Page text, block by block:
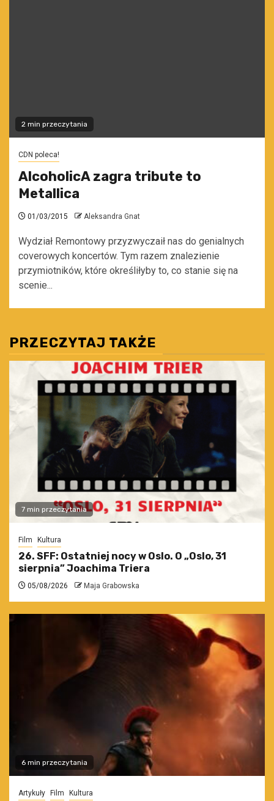
2 min przeczytania
CDN poleca!
AlcoholicA zagra tribute to
Metallica
01/03/2015 Aleksandra Gnat
Wydział Remontowy przyzwyczaił nas do genialnych
coverowych koncertów. Tym razem znalezienie
przymiotników, które określiłyby to, co stanie się na
scenie...
PRZECZYTAJ TAKŻE
7 min przeczytania
Film Kultura
26. SFF: Ostatniej nocy w Oslo. O „Oslo, 31
sierpnia” Joachima Triera
05/08/2026 Maja Grabowska
6 min przeczytania
Artykuły Film Kultura